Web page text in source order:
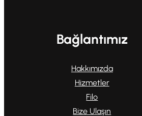
Bağlantımız
Hakkımızda
Hizmetler
Filo
Bize Ulaşın